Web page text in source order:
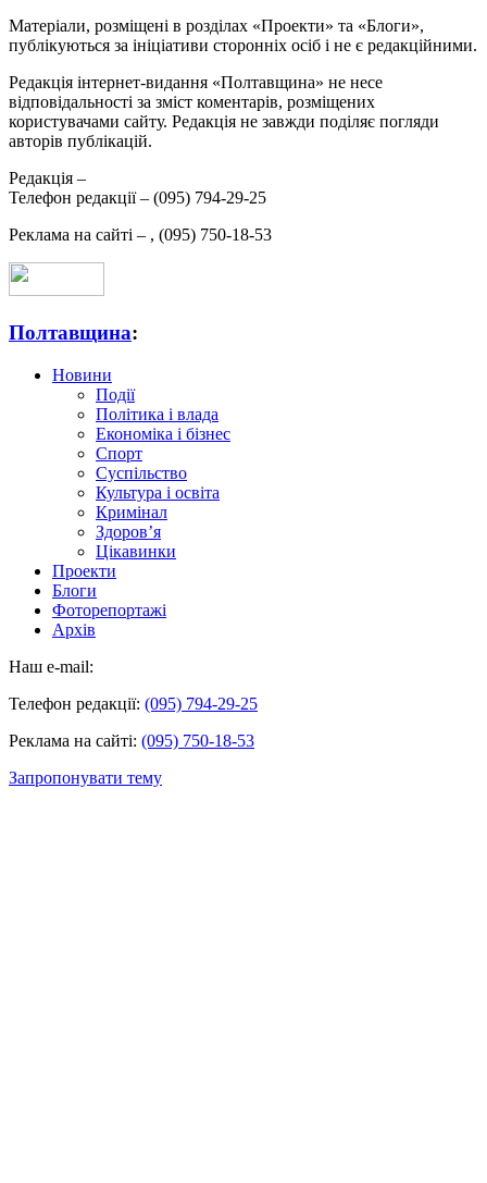
Матеріали, розміщені в розділах «Проекти» та «Блоги»,
публікуються за ініціативи сторонніх осіб і не є редакційними.
Редакція інтернет-видання «Полтавщина» не несе
відповідальності за зміст коментарів, розміщених
користувачами сайту. Редакція не завжди поділяє погляди
авторів публікацій.
Редакція –
Телефон редакції – (095) 794-29-25
Реклама на сайті – , (095) 750-18-53
Полтавщина:
Новини
Події
Політика і влада
Економіка і бізнес
Спорт
Суспільство
Культура і освіта
Кримінал
Здоров’я
Цікавинки
Проекти
Блоги
Фоторепортажі
Архів
Наш e-mail:
Телефон редакції: (095) 794-29-25
Реклама на сайті: (095) 750-18-53
Запропонувати тему